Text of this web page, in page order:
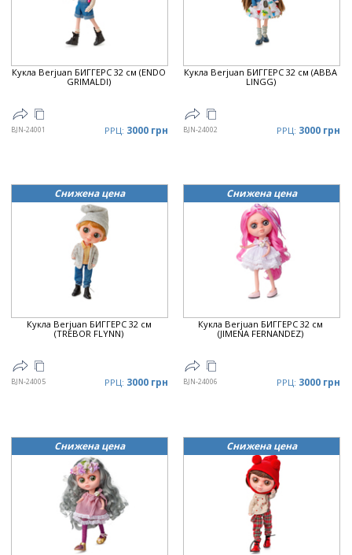
Кукла Berjuan БИГГЕРС 32 см (ENDO
GRIMALDI)
BJN-24001 РРЦ: 3000 грн
Кукла Berjuan БИГГЕРС 32 см (ABBA
LINGG)
BJN-24002 РРЦ: 3000 грн
Снижена цена
Кукла Berjuan БИГГЕРС 32 см
(TREBOR FLYNN)
BJN-24005 РРЦ: 3000 грн
Снижена цена
Кукла Berjuan БИГГЕРС 32 см
(JIMENA FERNANDEZ)
BJN-24006 РРЦ: 3000 грн
Снижена цена Снижена цена